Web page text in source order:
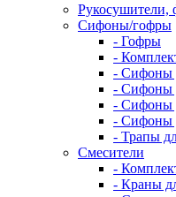
Рукосушители,
Сифоны/гофры
- Гофры
-
- Сифоны
- Сифоны
- Сифоны
- Сифоны
- Трапы
Смесители
-
- Краны